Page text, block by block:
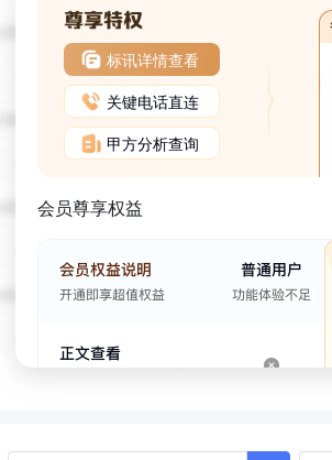
标讯详情查看
关键电话直连
甲方分析查询
会员尊享权益